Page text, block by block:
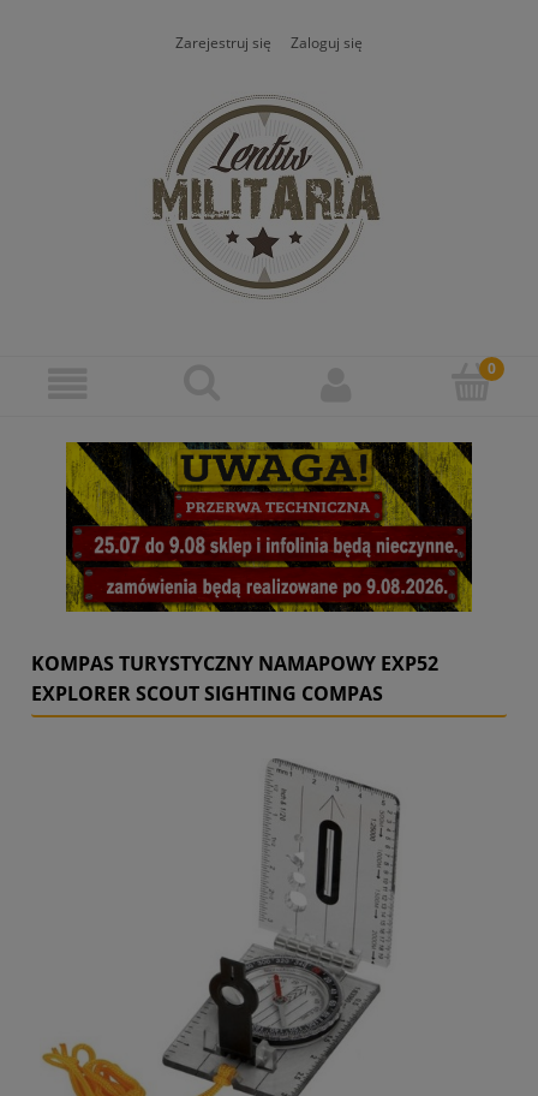
Zarejestruj się Zaloguj się
KOMPAS TURYSTYCZNY NAMAPOWY EXP52
EXPLORER SCOUT SIGHTING COMPAS